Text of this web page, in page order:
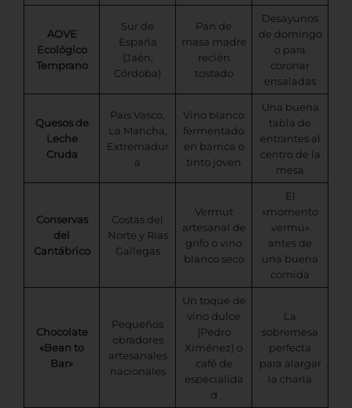
AOVE
Ecológico
Temprano
Sur de
España
(Jaén,
Córdoba)
Pan de
masa madre
recién
tostado
Desayunos
de domingo
o para
coronar
ensaladas
Quesos de
Leche
Cruda
País Vasco,
La Mancha,
Extremadur
a
Vino blanco
fermentado
en barrica o
tinto joven
Una buena
tabla de
entrantes al
centro de la
mesa
Conservas
del
Cantábrico
Costas del
Norte y Rías
Gallegas
Vermut
artesanal de
grifo o vino
blanco seco
El
«momento
vermú»
antes de
una buena
comida
Chocolate
«Bean to
Bar»
Pequeños
obradores
artesanales
nacionales
Un toque de
vino dulce
(Pedro
Ximénez) o
café de
especialida
d
La
sobremesa
perfecta
para alargar
la charla